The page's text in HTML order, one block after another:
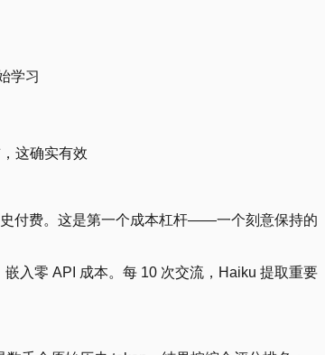
学习
这确实有效
付费。这是第一个成本杠杆——一个刻意保持的
入零 API 成本。每 10 次交流，Haiku 提取重要